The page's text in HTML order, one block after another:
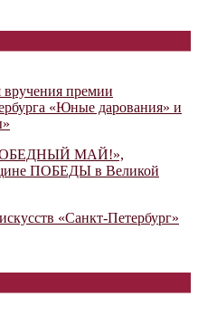
вручения премии
«Юные дарования» и
МАЙ!»,
ПОБЕДЫ в Великой
«Санкт-Петербург»